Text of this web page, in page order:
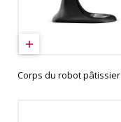
Corps du robot pâtissier